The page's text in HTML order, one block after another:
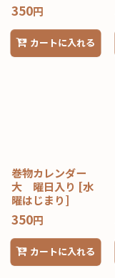
350円
カートに入れる
巻物カレンダー
大 曜日入り [水
曜はじまり]
350円
カートに入れる